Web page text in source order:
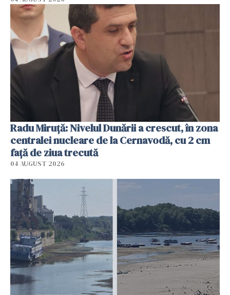
Radu Miruţă: Nivelul Dunării a crescut, în zona
centralei nucleare de la Cernavodă, cu 2 cm
faţă de ziua trecută
04 AUGUST 2026